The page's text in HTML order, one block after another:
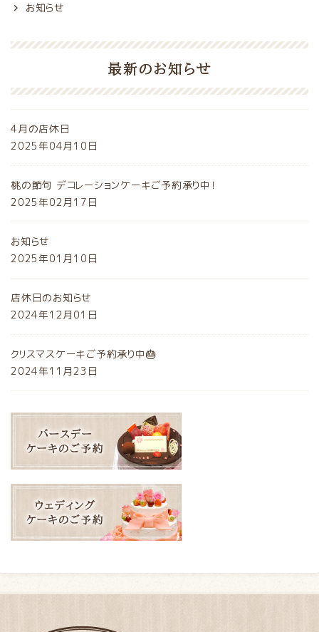
お知らせ
最新のお知らせ
4月の店休日
2025年04月10日
桃の節句 デコレーションケーキご予約承り中！
2025年02月17日
お知らせ
2025年01月10日
店休日のお知らせ
2024年12月01日
クリスマスケーキご予約承り中🎂
2024年11月23日